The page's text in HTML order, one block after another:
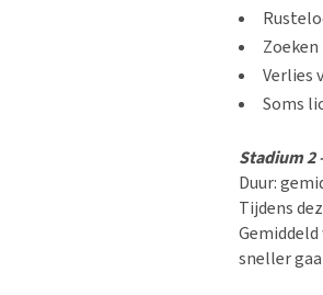
Verlies
Soms
Stadium 2
Duur:
Tijdens
sneller